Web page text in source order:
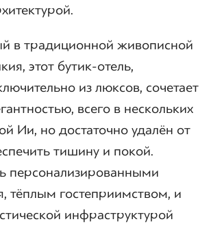
в традиционной живописной
этот бутик-отель,
из люксов, сочетает
всего в нескольких
Ии, но достаточно удалён от
тишину и покой.
персонализированными
тёплым гостеприимством, и
инфраструктурой